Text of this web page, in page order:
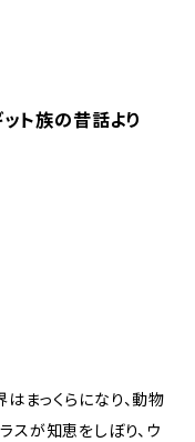
ト族の昔話より
まっくらになり、動物
スが知恵をしぼり、ウ